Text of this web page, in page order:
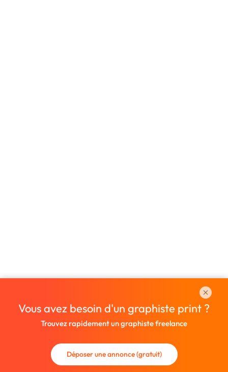
Vous avez besoin d'un graphiste print ?
Trouvez rapidement un graphiste freelance
Déposer une annonce (gratuit)